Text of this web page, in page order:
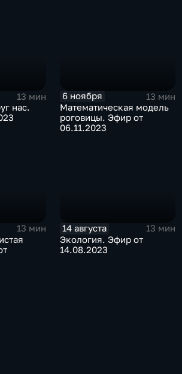
13 мин
нас.
6 ноября
13 мин
Математическая модель
роговицы. Эфир от
06.11.2023
13 мин
14 августа
13 мин
Экология. Эфир от
14.08.2023